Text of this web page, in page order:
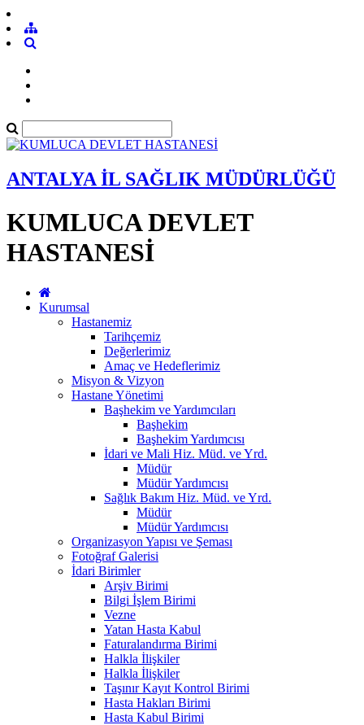
ANTALYA İL SAĞLIK MÜDÜRLÜĞÜ
KUMLUCA DEVLET
HASTANESİ
Kurumsal
Hastanemiz
Tarihçemiz
Değerlerimiz
Amaç ve Hedeflerimiz
Misyon & Vizyon
Hastane Yönetimi
Başhekim ve Yardımcıları
Başhekim
Başhekim Yardımcısı
İdari ve Mali Hiz. Müd. ve Yrd.
Müdür
Müdür Yardımcısı
Sağlık Bakım Hiz. Müd. ve Yrd.
Müdür
Müdür Yardımcısı
Organizasyon Yapısı ve Şeması
Fotoğraf Galerisi
İdari Birimler
Arşiv Birimi
Bilgi İşlem Birimi
Vezne
Yatan Hasta Kabul
Faturalandırma Birimi
Halkla İlişkiler
Halkla İlişkiler
Taşınır Kayıt Kontrol Birimi
Hasta Hakları Birimi
Hasta Kabul Birimi